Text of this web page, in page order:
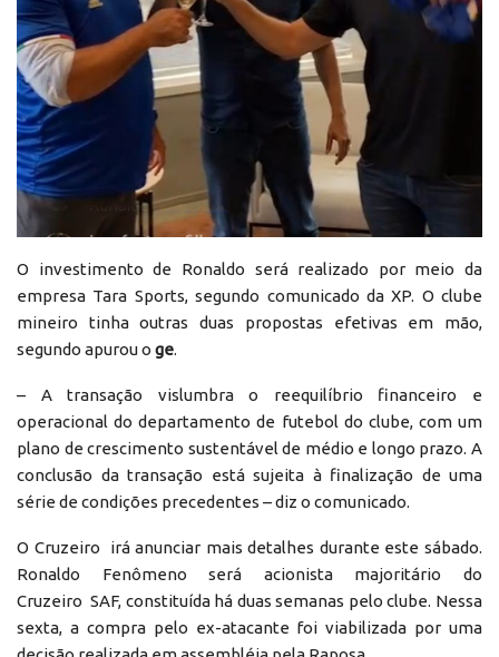
O investimento de Ronaldo será realizado por meio da
empresa Tara Sports, segundo comunicado da XP. O clube
mineiro tinha outras duas propostas efetivas em mão,
segundo apurou o ge.
– A transação vislumbra o reequilíbrio financeiro e
operacional do departamento de futebol do clube, com um
plano de crescimento sustentável de médio e longo prazo. A
conclusão da transação está sujeita à finalização de uma
série de condições precedentes – diz o comunicado.
O Cruzeiro irá anunciar mais detalhes durante este sábado.
Ronaldo Fenômeno será acionista majoritário do
Cruzeiro SAF, constituída há duas semanas pelo clube. Nessa
sexta, a compra pelo ex-atacante foi viabilizada por uma